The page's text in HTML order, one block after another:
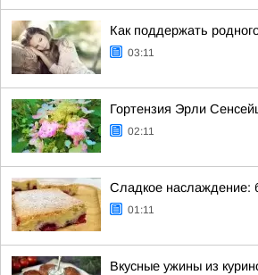
Как поддержать
03:11
Гортензия Эрли
02:11
Сладкое наслаждение:
01:11
Вкусные ужины из